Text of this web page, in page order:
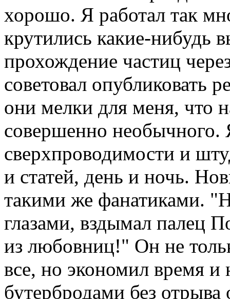
хорошо. Я работал так
крутились какие-нибудь
прохождение частиц
советовал опубликовать
они мелки для меня, что
совершенно
сверхпроводимости и
и статей, день и ночь.
такими же фанатиками.
глазами, вздымал палец
из любовниц!" Он не
все, но экономил время и
бутербродами без отрыва